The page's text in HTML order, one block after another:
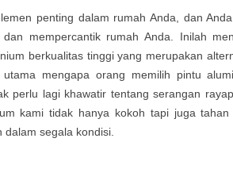
penting dalam rumah Anda, dan
mempercantik rumah Anda. Inilah
berkualitas tinggi yang merupakan
mengapa orang memilih pintu
perlu lagi khawatir tentang serangan
kami tidak hanya kokoh tapi juga tahan
segala kondisi.